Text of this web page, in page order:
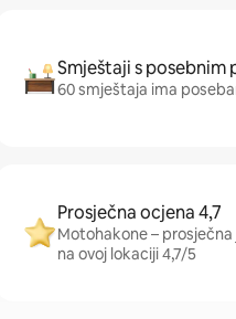
Smještaji s posebnim
60 smještaja ima
Prosječna ocjena 4,7
Motohakone –
na ovoj lokaciji 4,7/5